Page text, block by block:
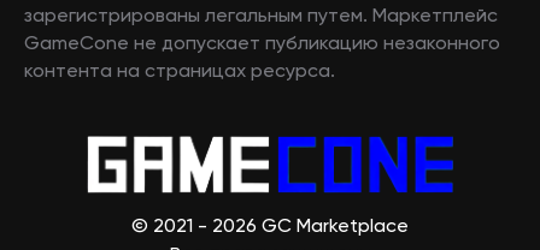
зарегистрированы легальным путем. Маркетплейс
GameCone не допускает публикацию незаконного
контента на страницах ресурса.
© 2021 - 2026 GC Marketplace